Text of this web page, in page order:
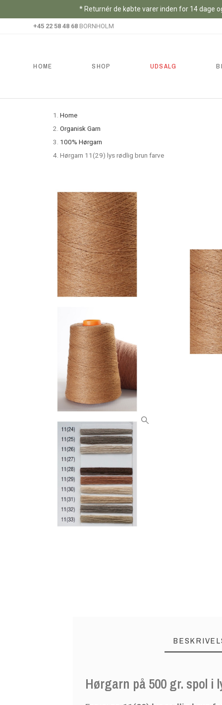
* Returnér de købte varer inden for 14 dage
+45 22 58 48 68 BORNHOLM
HOME SHOP UDSALG
Home
Organisk Garn
100% Hørgarn
Hørgarn 11(29) lys rødlig brun farve
Hørgarn på 500 gr. spol